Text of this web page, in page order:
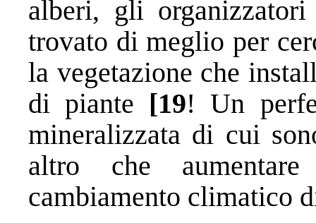
alberi, gli
trovato di meglio per
la vegetazione che
di piante [19! Un
mineralizzata di cui
altro che
cambiamento climatico